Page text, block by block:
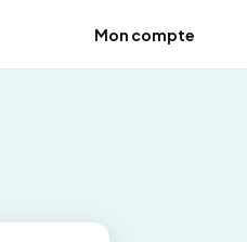
Mon compte